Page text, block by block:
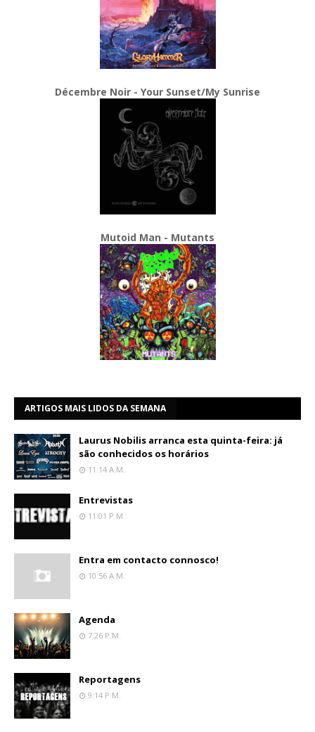
Décembre Noir - Your Sunset/My Sunrise
Mutoid Man - Mutants
ARTIGOS MAIS LIDOS DA SEMANA
Laurus Nobilis arranca esta quinta-feira: já
são conhecidos os horários
11:14 A.m.
Entrevistas
11:01 P.m.
Entra em contacto connosco!
10:56 A.m.
Agenda
7:26 P.m.
Reportagens
9:14 P.m.